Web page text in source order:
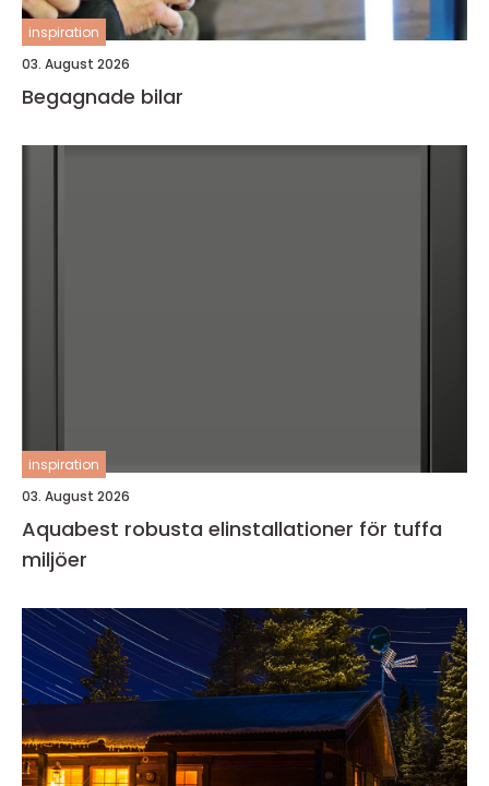
inspiration
03. August 2026
Begagnade bilar
inspiration
03. August 2026
Aquabest robusta elinstallationer för tuffa
miljöer